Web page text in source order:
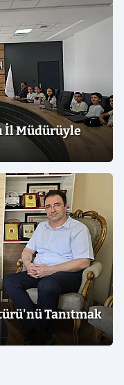
İl Müdürüyle
Tanıtmak